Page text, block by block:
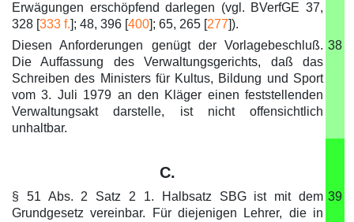
Erwägungen erschöpfend darlegen (vgl. BVerfGE 37,
328 [333 f.]; 48, 396 [400]; 65, 265 [277]).
Diesen Anforderungen genügt der Vorlagebeschluß.
Die Auffassung des Verwaltungsgerichts, daß das
Schreiben des Ministers für Kultus, Bildung und Sport
vom 3. Juli 1979 an den Kläger einen feststellenden
Verwaltungsakt darstelle, ist nicht offensichtlich
unhaltbar.
38
C.
§ 51 Abs. 2 Satz 2 1. Halbsatz SBG ist mit dem
Grundgesetz vereinbar. Für diejenigen Lehrer, die in
39